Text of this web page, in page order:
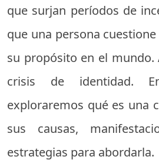
que surjan períodos de
que una persona
su propósito en el mundo.
crisis de identidad.
exploraremos qué es una
sus causas,
estrategias para abordarla.